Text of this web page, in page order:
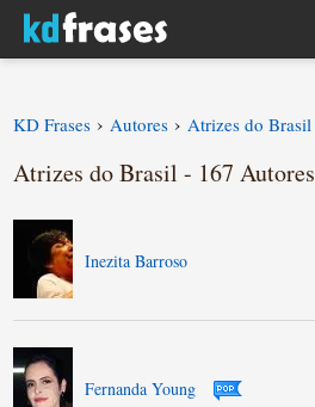
KD Frases › Autores › Atrizes do Brasil
Atrizes do Brasil - 167 Autores
Inezita Barroso
Fernanda Young